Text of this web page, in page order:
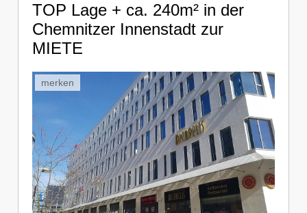
TOP Lage + ca. 240m² in der
Chemnitzer Innenstadt zur
MIETE
merken